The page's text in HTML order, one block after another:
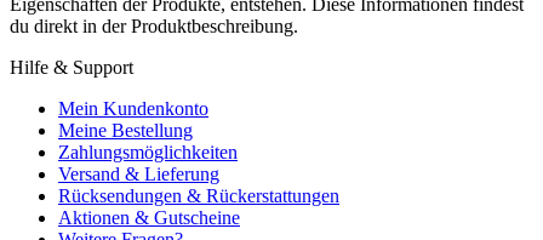
Eigenschaften der Produkte, entstehen. Diese Informationen findest
du direkt in der Produktbeschreibung.
Hilfe & Support
Mein Kundenkonto
Meine Bestellung
Zahlungsmöglichkeiten
Versand & Lieferung
Rücksendungen & Rückerstattungen
Aktionen & Gutscheine